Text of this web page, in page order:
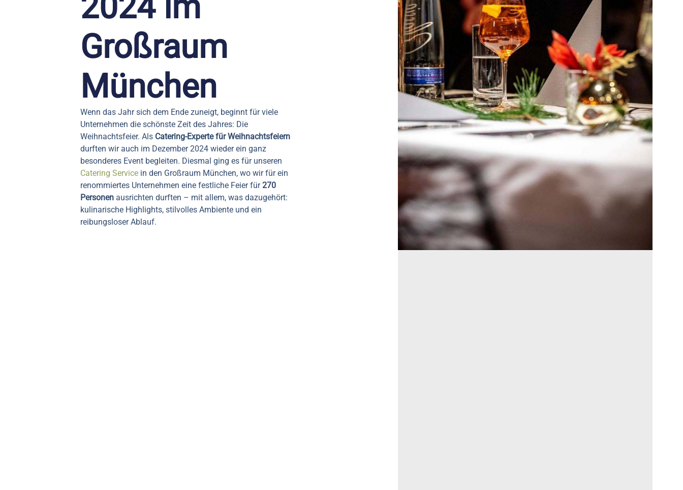
Großraum
München
Wenn das Jahr sich dem Ende zuneigt, beginnt für viele
Unternehmen die schönste Zeit des Jahres: Die
Weihnachtsfeier. Als Catering-Experte für Weihnachtsfeiern
durften wir auch im Dezember 2024 wieder ein ganz
besonderes Event begleiten. Diesmal ging es für unseren
Catering Servicein den Großraum München, wo wir für ein
renommiertes Unternehmen eine festliche Feier für270
Personenausrichten durften – mit allem, was dazugehört:
kulinarische Highlights, stilvolles Ambiente und ein
reibungsloser Ablauf.